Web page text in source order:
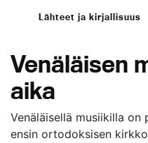
Lähteet ja kirjallisuus
Venäläisen
aika
Venäläisellä musiikilla on
ensin ortodoksisen